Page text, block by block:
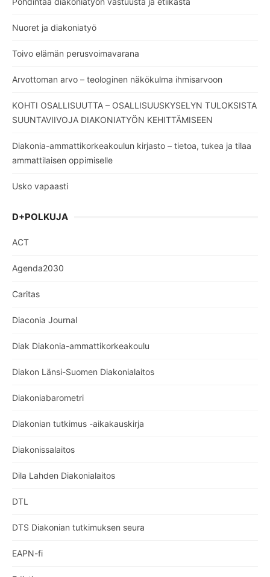
Nuoret ja diakoniatyö
Toivo elämän perusvoimavarana
Arvottoman arvo – teologinen näkökulma ihmisarvoon
KOHTI OSALLISUUTTA – OSALLISUUSKYSELYN TULOKSISTA
SUUNTAVIIVOJA DIAKONIATYÖN KEHITTÄMISEEN
Diakonia-ammattikorkeakoulun kirjasto – tietoa, tukea ja tilaa
ammattilaisen oppimiselle
Usko vapaasti
D+POLKUJA
ACT
Agenda2030
Caritas
Diaconia Journal
Diak Diakonia-ammattikorkeakoulu
Diakon Länsi-Suomen Diakonialaitos
Diakoniabarometri
Diakonian tutkimus -aikakauskirja
Diakonissalaitos
Dila Lahden Diakonialaitos
DTL
DTS Diakonian tutkimuksen seura
EAPN-fi